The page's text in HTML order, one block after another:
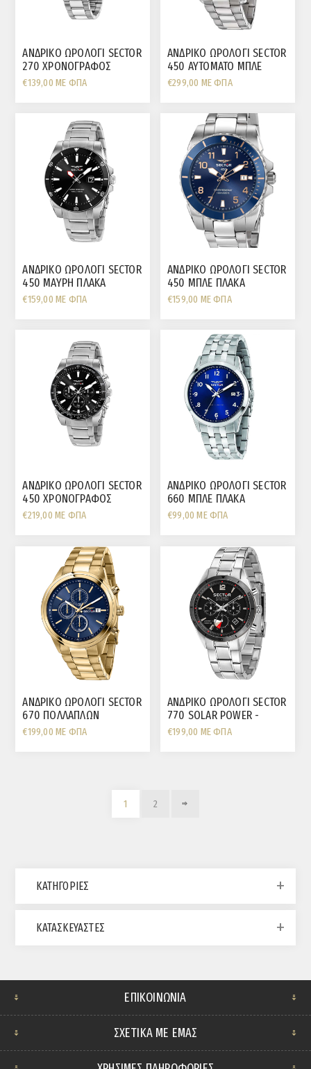
ΑΝΔΡΙΚΟ ΩΡΟΛΟΓΙ SECTOR
270 ΧΡΟΝΟΓΡΑΦΟΣ
ΜΑΥΡΗ ΠΛΑΚΑ
€139,00 ΜΕ ΦΠΑ
ΑΝΔΡΙΚΟ ΩΡΟΛΟΓΙ SECTOR
450 AYTOMATO ΜΠΛΕ
ΠΛΑΚΑ
€299,00 ΜΕ ΦΠΑ
ΑΝΔΡΙΚΟ ΩΡΟΛΟΓΙ SECTOR
450 ΜΑΥΡΗ ΠΛΑΚΑ
€159,00 ΜΕ ΦΠΑ
ΑΝΔΡΙΚΟ ΩΡΟΛΟΓΙ SECTOR
450 ΜΠΛΕ ΠΛΑΚΑ
€159,00 ΜΕ ΦΠΑ
ΑΝΔΡΙΚΟ ΩΡΟΛΟΓΙ SECTOR
450 ΧΡΟΝΟΓΡΑΦΟΣ
ΜΑΥΡΗ ΠΛΑΚΑ
€219,00 ΜΕ ΦΠΑ
ΑΝΔΡΙΚΟ ΩΡΟΛΟΓΙ SECTOR
660 ΜΠΛΕ ΠΛΑΚΑ
ΗΜΕΡΟΜΗΝΙΑ
€99,00 ΜΕ ΦΠΑ
ΑΝΔΡΙΚΟ ΩΡΟΛΟΓΙ SECTOR
670 ΠΟΛΛΑΠΛΩΝ
ΕΝΔΕΙΞΕΩΝ ΕΠΙΧΡΥΣΟ
€199,00 ΜΕ ΦΠΑ
ΑΝΔΡΙΚΟ ΩΡΟΛΟΓΙ SECTOR
770 SOLAR POWER -
ΗΛΙΑΚΟ
€199,00 ΜΕ ΦΠΑ
1 2
ΚΑΤΗΓΟΡΊΕΣ
ΚΑΤΑΣΚΕΥΑΣΤΈΣ
ΕΠΙΚΟΙΝΩΝΊΑ
ΣΧΕΤΙΚΆ ΜΕ ΕΜΆΣ